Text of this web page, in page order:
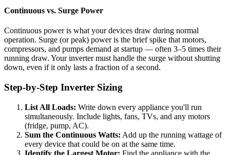
Continuous vs. Surge Power
Continuous power is what your devices draw during normal
operation. Surge (or peak) power is the brief spike that motors,
compressors, and pumps demand at startup — often 3–5 times their
running draw. Your inverter must handle the surge without shutting
down, even if it only lasts a fraction of a second.
Step-by-Step Inverter Sizing
List All Loads: Write down every appliance you'll run
simultaneously. Include lights, fans, TVs, and any motors
(fridge, pump, AC).
Sum the Continuous Watts: Add up the running wattage of
every device that could be on at the same time.
Identify the Largest Motor: Find the appliance with the